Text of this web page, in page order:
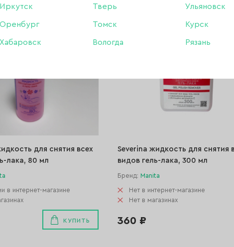
Иркутск Тверь Ульяновск
Оренбург Томск Курск
Хабаровск Вологда Рязань
для снятия всех
лака, 80 мл
в интернет-магазине
КУПИТЬ
Severina жидкость для снятия
видов гель-лака, 300 мл
Бренд: Manita
Нет в интернет-магазине
Нет в магазинах
360 ₽